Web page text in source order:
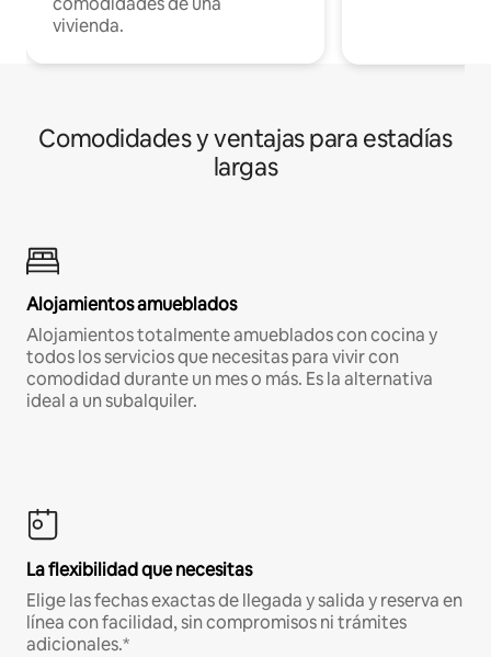
vivienda.
Comodidades y ventajas para estadías
largas
Alojamientos amueblados
Alojamientos totalmente amueblados con cocina y
todos los servicios que necesitas para vivir con
comodidad durante un mes o más. Es la alternativa
ideal a un subalquiler.
La flexibilidad que necesitas
Elige las fechas exactas de llegada y salida y reserva en
línea con facilidad, sin compromisos ni trámites
adicionales.*